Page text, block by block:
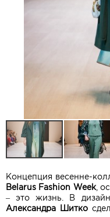
Концепция весенне-
Belarus Fashion Week,
– это жизнь. В
Александра Шитко